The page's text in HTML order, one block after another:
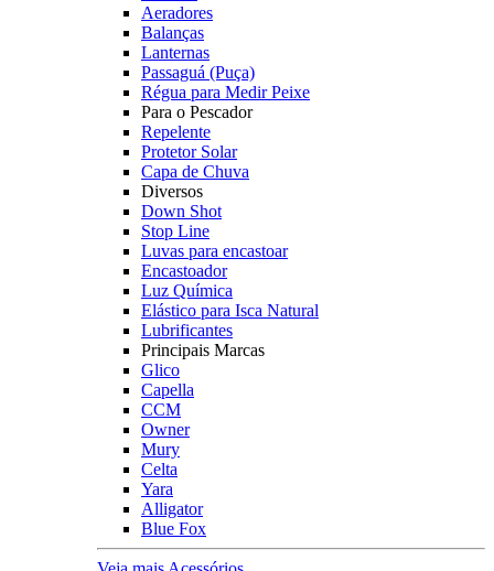
Aeradores
Balanças
Lanternas
Passaguá (Puça)
Régua para Medir Peixe
Para o Pescador
Repelente
Protetor Solar
Capa de Chuva
Diversos
Down Shot
Stop Line
Luvas para encastoar
Encastoador
Luz Química
Elástico para Isca Natural
Lubrificantes
Principais Marcas
Glico
Capella
CCM
Owner
Mury
Celta
Yara
Alligator
Blue Fox